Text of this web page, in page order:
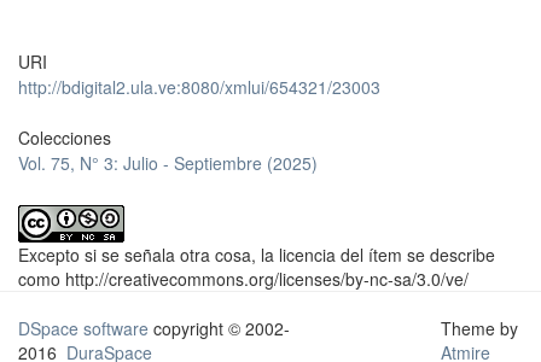
URI
http://bdigital2.ula.ve:8080/xmlui/654321/23003
Colecciones
Vol. 75, N° 3: Julio - Septiembre (2025)
Excepto si se señala otra cosa, la licencia del ítem se describe
como http://creativecommons.org/licenses/by-nc-sa/3.0/ve/
DSpace software copyright © 2002-
2016 DuraSpace
Theme by
Atmire